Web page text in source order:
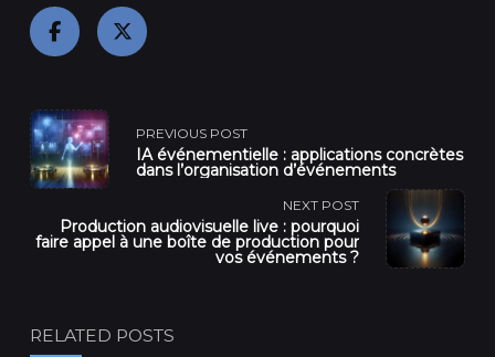
<span
class="nav-
subtitle
reader-
PREVIOUS POST
IA événementielle : applications concrètes
dans l’organisation d’événements
NEXT POST
Production audiovisuelle live : pourquoi
faire appel à une boîte de production pour
vos événements ?
RELATED POSTS